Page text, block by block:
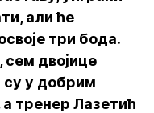
али ће
три бода.
двојице
су у добрим
тренер Лазетић